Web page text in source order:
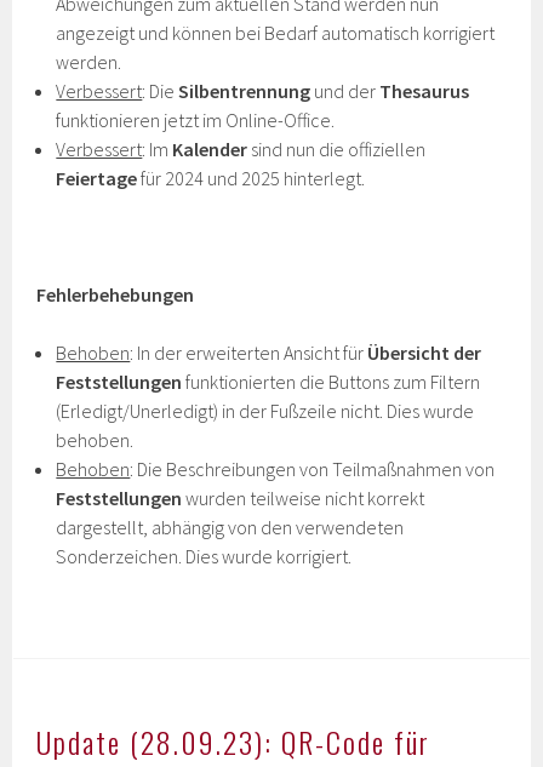
angezeigt und können bei Bedarf automatisch korrigiert
werden.
Verbessert: DieSilbentrennung und der Thesaurus
funktionieren jetzt im Online-Office.
Verbessert: Im Kalender sind nun die offiziellen
Feiertagefür 2024 und 2025 hinterlegt.
Fehlerbehebungen
Behoben: In der erweiterten Ansicht für Übersicht der
Feststellungen funktionierten die Buttons zum Filtern
(Erledigt/Unerledigt) in der Fußzeile nicht. Dies wurde
behoben.
Behoben: Die Beschreibungen von Teilmaßnahmen von
Feststellungen wurden teilweise nicht korrekt
dargestellt, abhängig von den verwendeten
Sonderzeichen. Dies wurde korrigiert.
Update (28.09.23): QR-Code für